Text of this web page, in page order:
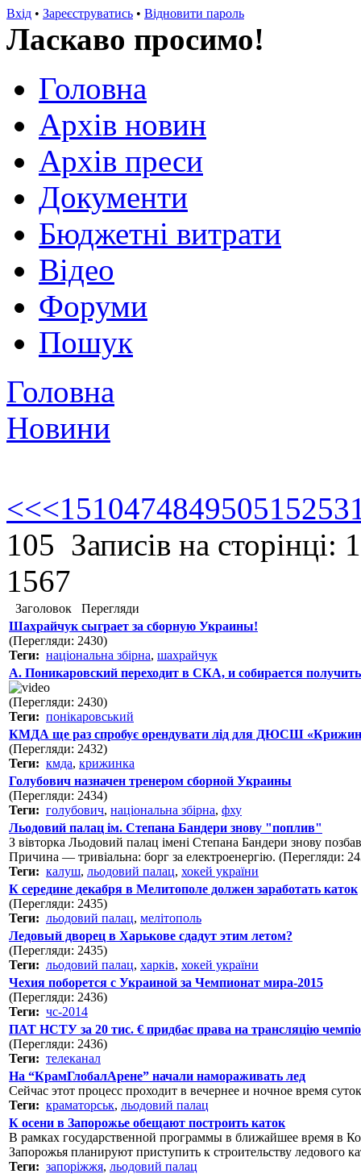
Вхід • Зареєструватись • Відновити пароль
Ласкаво просимо!
Головна
Архів новин
Архів преси
Документи
Бюджетні витрати
Відео
Форуми
Пошук
Головна
Новини
<<<151047484950515253
105 Записів на сторінці:
1567
Заголовок
Перегляди
Шахрайчук сыграет за сборную Украины!
(Перегляди: 2430)
Теги: національна збірна, шахрайчук
А. Поникаровский переходит в СКА, и собирается
(Перегляди: 2430)
Теги: понікаровський
КМДА ще раз спробує орендувати лід для ДЮСШ
(Перегляди: 2432)
Теги: кмда, крижинка
Голубович назначен тренером сборной Украины
(Перегляди: 2434)
Теги: голубович, національна збірна, фху
Льодовий палац ім. Степана Бандери знову "поплив"
З вівторка Льодовий палац імені Степана Бандери знову
Причина — тривіальна: борг за електроенергію. (Перегляди:
Теги: калуш, льодовий палац, хокей україни
К середине декабря в Мелитополе должен заработать каток
(Перегляди: 2435)
Теги: льодовий палац, мелітополь
Ледовый дворец в Харькове сдадут этим летом?
(Перегляди: 2435)
Теги: льодовий палац, харків, хокей україни
Чехия поборется с Украиной за Чемпионат мира-2015
(Перегляди: 2436)
Теги: чс-2014
ПАТ НСТУ за 20 тис. € придбає права на трансляцію
(Перегляди: 2436)
Теги: телеканал
На “КрамГлобалАрене” начали намораживать лед
Сейчас этот процесс проходит в вечернее и ночное время
Теги: краматорськ, льодовий палац
К осени в Запорожье обещают построить каток
В рамках государственной программы в ближайшее время в
Запорожья планируют приступить к строительству ледового
Теги: запоріжжя, льодовий палац